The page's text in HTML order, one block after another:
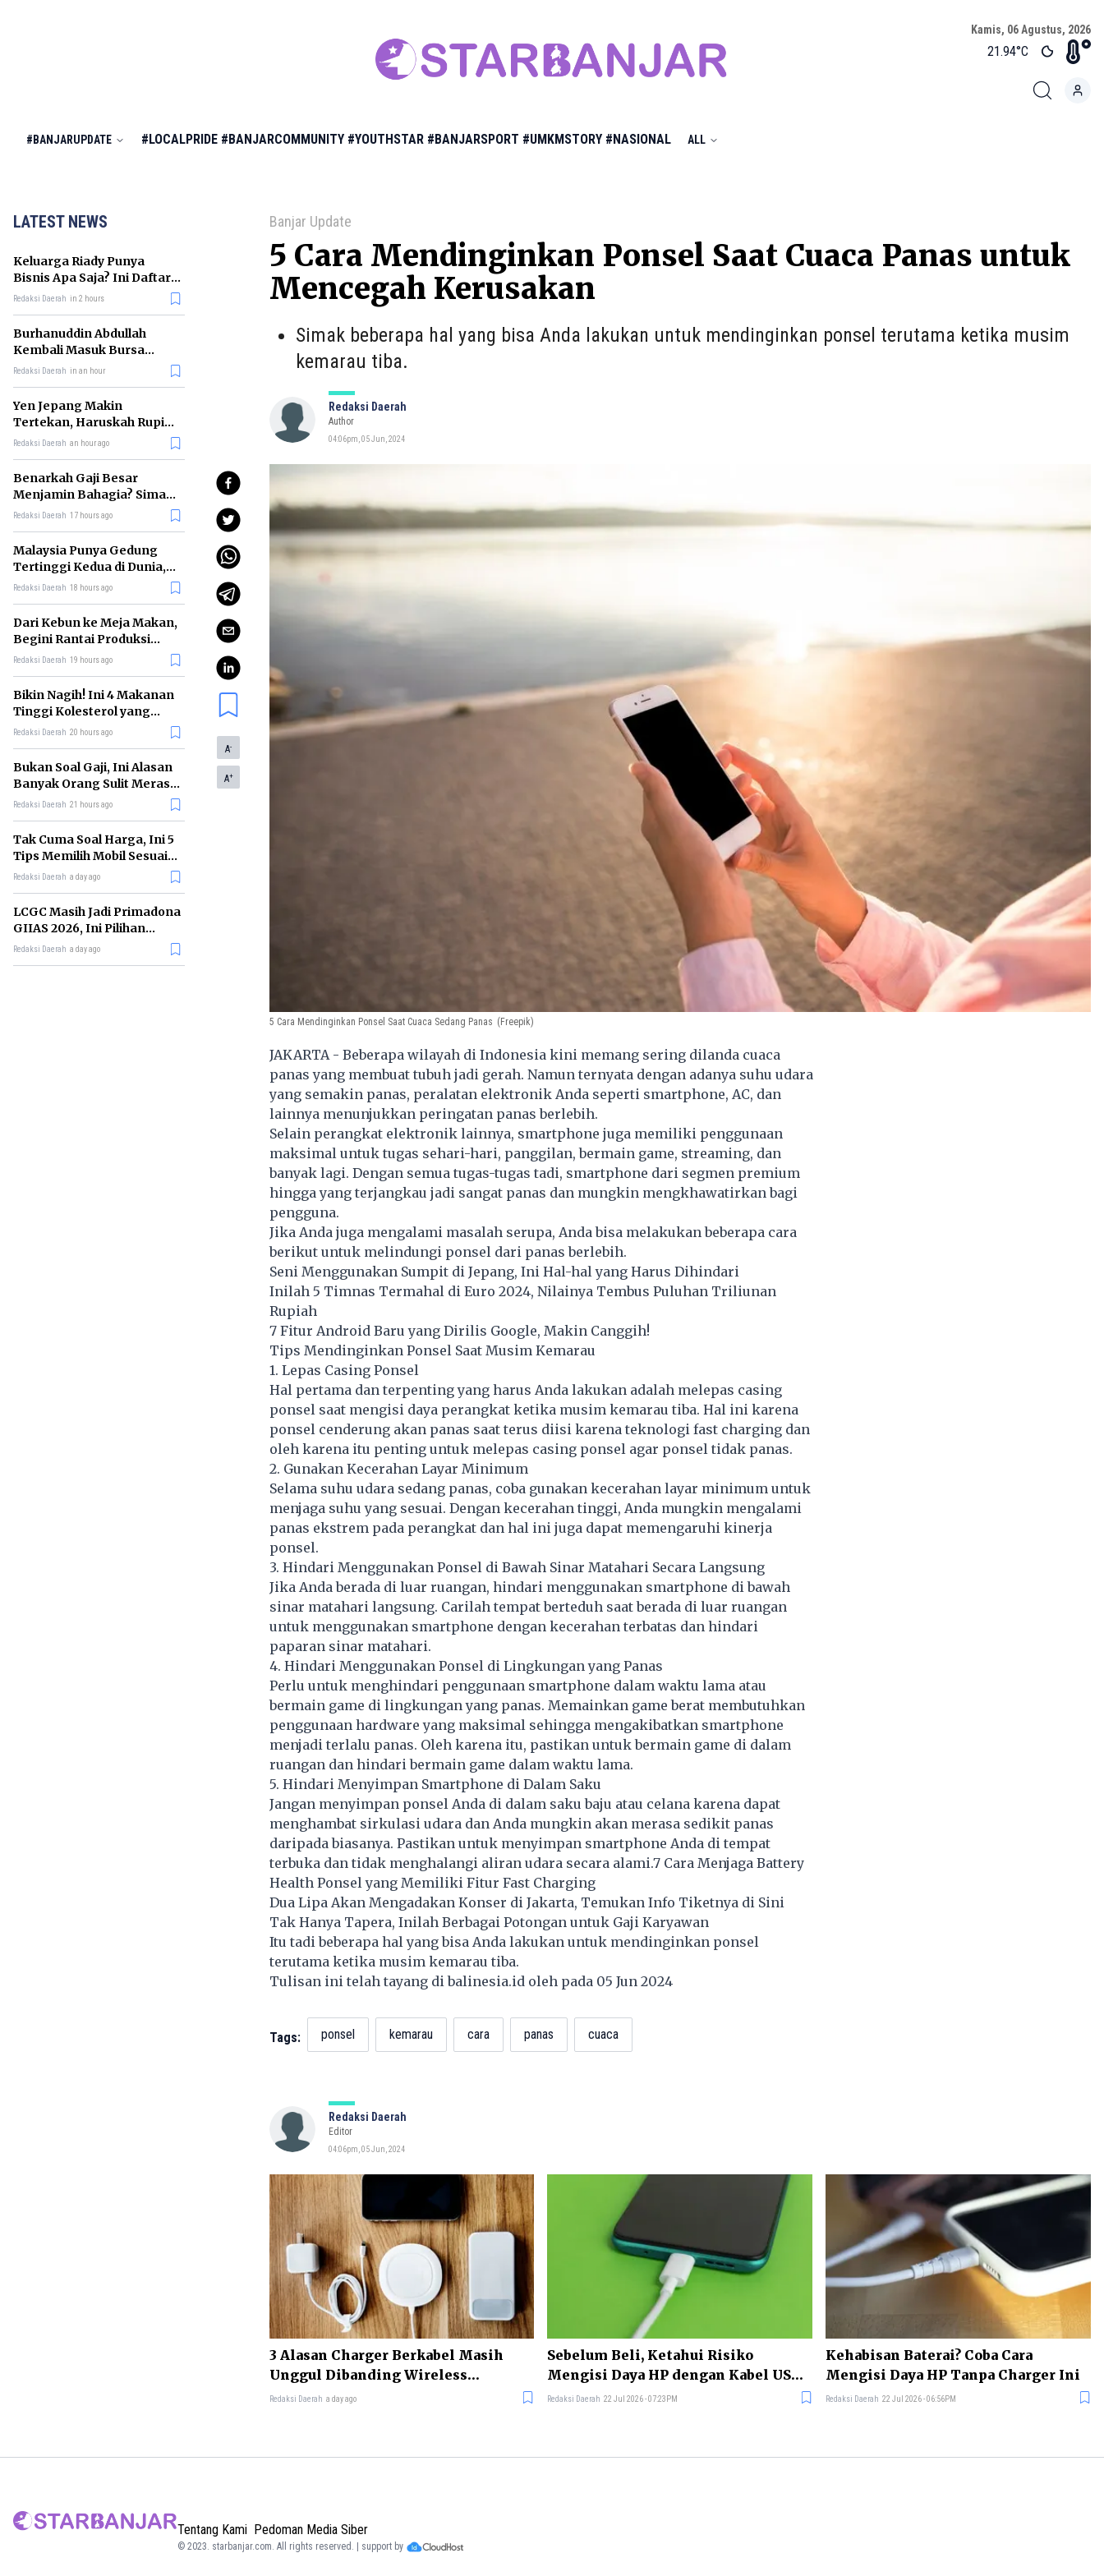
Kamis, 06 Agustus, 2026
21.94°C
#BANJARUPDATE #LOCALPRIDE #BANJARCOMMUNITY #YOUTHSTAR #BANJARSPORT #UMKMSTORY #NASIONAL ALL
LATEST NEWS
Keluarga Riady Punya
Bisnis Apa Saja? Ini Daftar
Kerajaan Usahanya
Redaksi Daerah in 2 hours
Burhanuddin Abdullah
Kembali Masuk Bursa
Gubernur BI, Ini Rekam
Redaksi Daerah in an hour
Yen Jepang Makin
Tertekan, Haruskah Rupiah
Ikut Khawatir?
Redaksi Daerah an hour ago
Benarkah Gaji Besar
Menjamin Bahagia? Simak
Penjelasan Ilmu Ekonomi
Redaksi Daerah 17 hours ago
Malaysia Punya Gedung
Tertinggi Kedua di Dunia,
Ini Daftar Lengkap 2026
Redaksi Daerah 18 hours ago
Dari Kebun ke Meja Makan,
Begini Rantai Produksi
Sawit di Indonesia
Redaksi Daerah 19 hours ago
Bikin Nagih! Ini 4 Makanan
Tinggi Kolesterol yang
Sebaiknya Dikurangi
Redaksi Daerah 20 hours ago
Bukan Soal Gaji, Ini Alasan
Banyak Orang Sulit Merasa
Cukup
Redaksi Daerah 21 hours ago
Tak Cuma Soal Harga, Ini 5
Tips Memilih Mobil Sesuai
Kebutuhan
Redaksi Daerah a day ago
LCGC Masih Jadi Primadona
GIIAS 2026, Ini Pilihan
Terbaiknya
Redaksi Daerah a day ago
Banjar Update
5 Cara Mendinginkan Ponsel Saat Cuaca Panas untuk
Mencegah Kerusakan
Simak beberapa hal yang bisa Anda lakukan untuk mendinginkan ponsel terutama ketika musim
kemarau tiba.
Redaksi Daerah
Author
04:06pm, 05 Jun, 2024
A-
A+
5 Cara Mendinginkan Ponsel Saat Cuaca Sedang Panas (Freepik)
JAKARTA - Beberapa wilayah di Indonesia kini memang sering dilanda cuaca
panas yang membuat tubuh jadi gerah. Namun ternyata dengan adanya suhu udara
yang semakin panas, peralatan elektronik Anda seperti smartphone, AC, dan
lainnya menunjukkan peringatan panas berlebih.
Selain perangkat elektronik lainnya, smartphone juga memiliki penggunaan
maksimal untuk tugas sehari-hari, panggilan, bermain game, streaming, dan
banyak lagi. Dengan semua tugas-tugas tadi, smartphone dari segmen premium
hingga yang terjangkau jadi sangat panas dan mungkin mengkhawatirkan bagi
pengguna.
Jika Anda juga mengalami masalah serupa, Anda bisa melakukan beberapa cara
berikut untuk melindungi ponsel dari panas berlebih.
Seni Menggunakan Sumpit di Jepang, Ini Hal-hal yang Harus Dihindari
Inilah 5 Timnas Termahal di Euro 2024, Nilainya Tembus Puluhan Triliunan
Rupiah
7 Fitur Android Baru yang Dirilis Google, Makin Canggih!
Tips Mendinginkan Ponsel Saat Musim Kemarau
1. Lepas Casing Ponsel
Hal pertama dan terpenting yang harus Anda lakukan adalah melepas casing
ponsel saat mengisi daya perangkat ketika musim kemarau tiba. Hal ini karena
ponsel cenderung akan panas saat terus diisi karena teknologi fast charging dan
oleh karena itu penting untuk melepas casing ponsel agar ponsel tidak panas.
2. Gunakan Kecerahan Layar Minimum
Selama suhu udara sedang panas, coba gunakan kecerahan layar minimum untuk
menjaga suhu yang sesuai. Dengan kecerahan tinggi, Anda mungkin mengalami
panas ekstrem pada perangkat dan hal ini juga dapat memengaruhi kinerja
ponsel.
3. Hindari Menggunakan Ponsel di Bawah Sinar Matahari Secara Langsung
Jika Anda berada di luar ruangan, hindari menggunakan smartphone di bawah
sinar matahari langsung. Carilah tempat berteduh saat berada di luar ruangan
untuk menggunakan smartphone dengan kecerahan terbatas dan hindari
paparan sinar matahari.
4. Hindari Menggunakan Ponsel di Lingkungan yang Panas
Perlu untuk menghindari penggunaan smartphone dalam waktu lama atau
bermain game di lingkungan yang panas. Memainkan game berat membutuhkan
penggunaan hardware yang maksimal sehingga mengakibatkan smartphone
menjadi terlalu panas. Oleh karena itu, pastikan untuk bermain game di dalam
ruangan dan hindari bermain game dalam waktu lama.
5. Hindari Menyimpan Smartphone di Dalam Saku
Jangan menyimpan ponsel Anda di dalam saku baju atau celana karena dapat
menghambat sirkulasi udara dan Anda mungkin akan merasa sedikit panas
daripada biasanya. Pastikan untuk menyimpan smartphone Anda di tempat
terbuka dan tidak menghalangi aliran udara secara alami.7 Cara Menjaga Battery
Health Ponsel yang Memiliki Fitur Fast Charging
Dua Lipa Akan Mengadakan Konser di Jakarta, Temukan Info Tiketnya di Sini
Tak Hanya Tapera, Inilah Berbagai Potongan untuk Gaji Karyawan
Itu tadi beberapa hal yang bisa Anda lakukan untuk mendinginkan ponsel
terutama ketika musim kemarau tiba.
Tulisan ini telah tayang dibalinesia.id oleh pada 05 Jun 2024
Tags: ponsel kemarau cara panas cuaca
Redaksi Daerah
Editor
04:06pm, 05 Jun, 2024
3 Alasan Charger Berkabel Masih
Unggul Dibanding Wireless
Charging
Redaksi Daerah a day ago
Sebelum Beli, Ketahui Risiko
Mengisi Daya HP dengan Kabel USB
Murah
Redaksi Daerah 22 Jul 2026 - 07:23PM
Kehabisan Baterai? Coba Cara
Mengisi Daya HP Tanpa Charger Ini
Redaksi Daerah 22 Jul 2026 - 06:56PM
Tentang Kami Pedoman Media Siber
© 2023. starbanjar.com. All rights reserved. | support by